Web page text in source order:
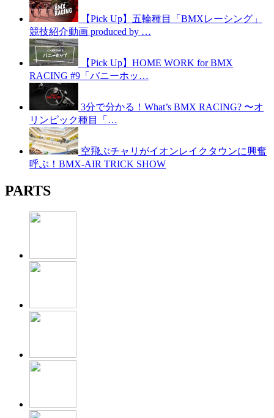
【Pick Up】五輪種目「BMXレーシング」
競技紹介動画 produced by …
【Pick Up】HOME WORK for BMX
RACING #9「バニーホッ…
3分で分かる！What’s BMX RACING? 〜オ
リンピック種目「…
空飛ぶチャリがイオンレイクタウンに興奮
呼ぶ！BMX-AIR TRICK SHOW
PARTS